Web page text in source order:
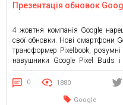
Презентація обновок
4 жовтня компанія Google
свої обновки. Нові смартфони
трансформер Pixelbook,
навушники Google Pixel Buds
компанія тепер ставить на
порядку: Google Pixel 2 і Google
0 1880
Google